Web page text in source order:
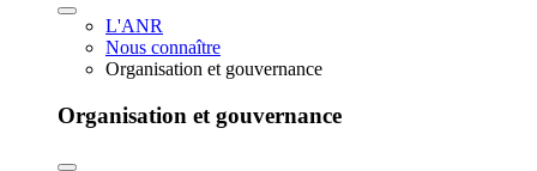
L'ANR
Nous connaître
Organisation et gouvernance
Organisation et gouvernance